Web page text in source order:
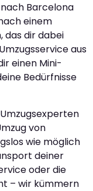
Barcelona
einem
das dir dabei
aus
einen Mini-
Bedürfnisse
von
wie möglich
deiner
oder die
– wir kümmern